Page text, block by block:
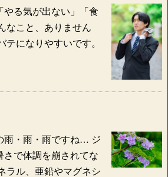
やる気が出ない」「食
なこと、ありません
テになりやすいです。
雨・雨・雨ですね… ジ
さで体調を崩されてな
ラル、亜鉛やマグネシ